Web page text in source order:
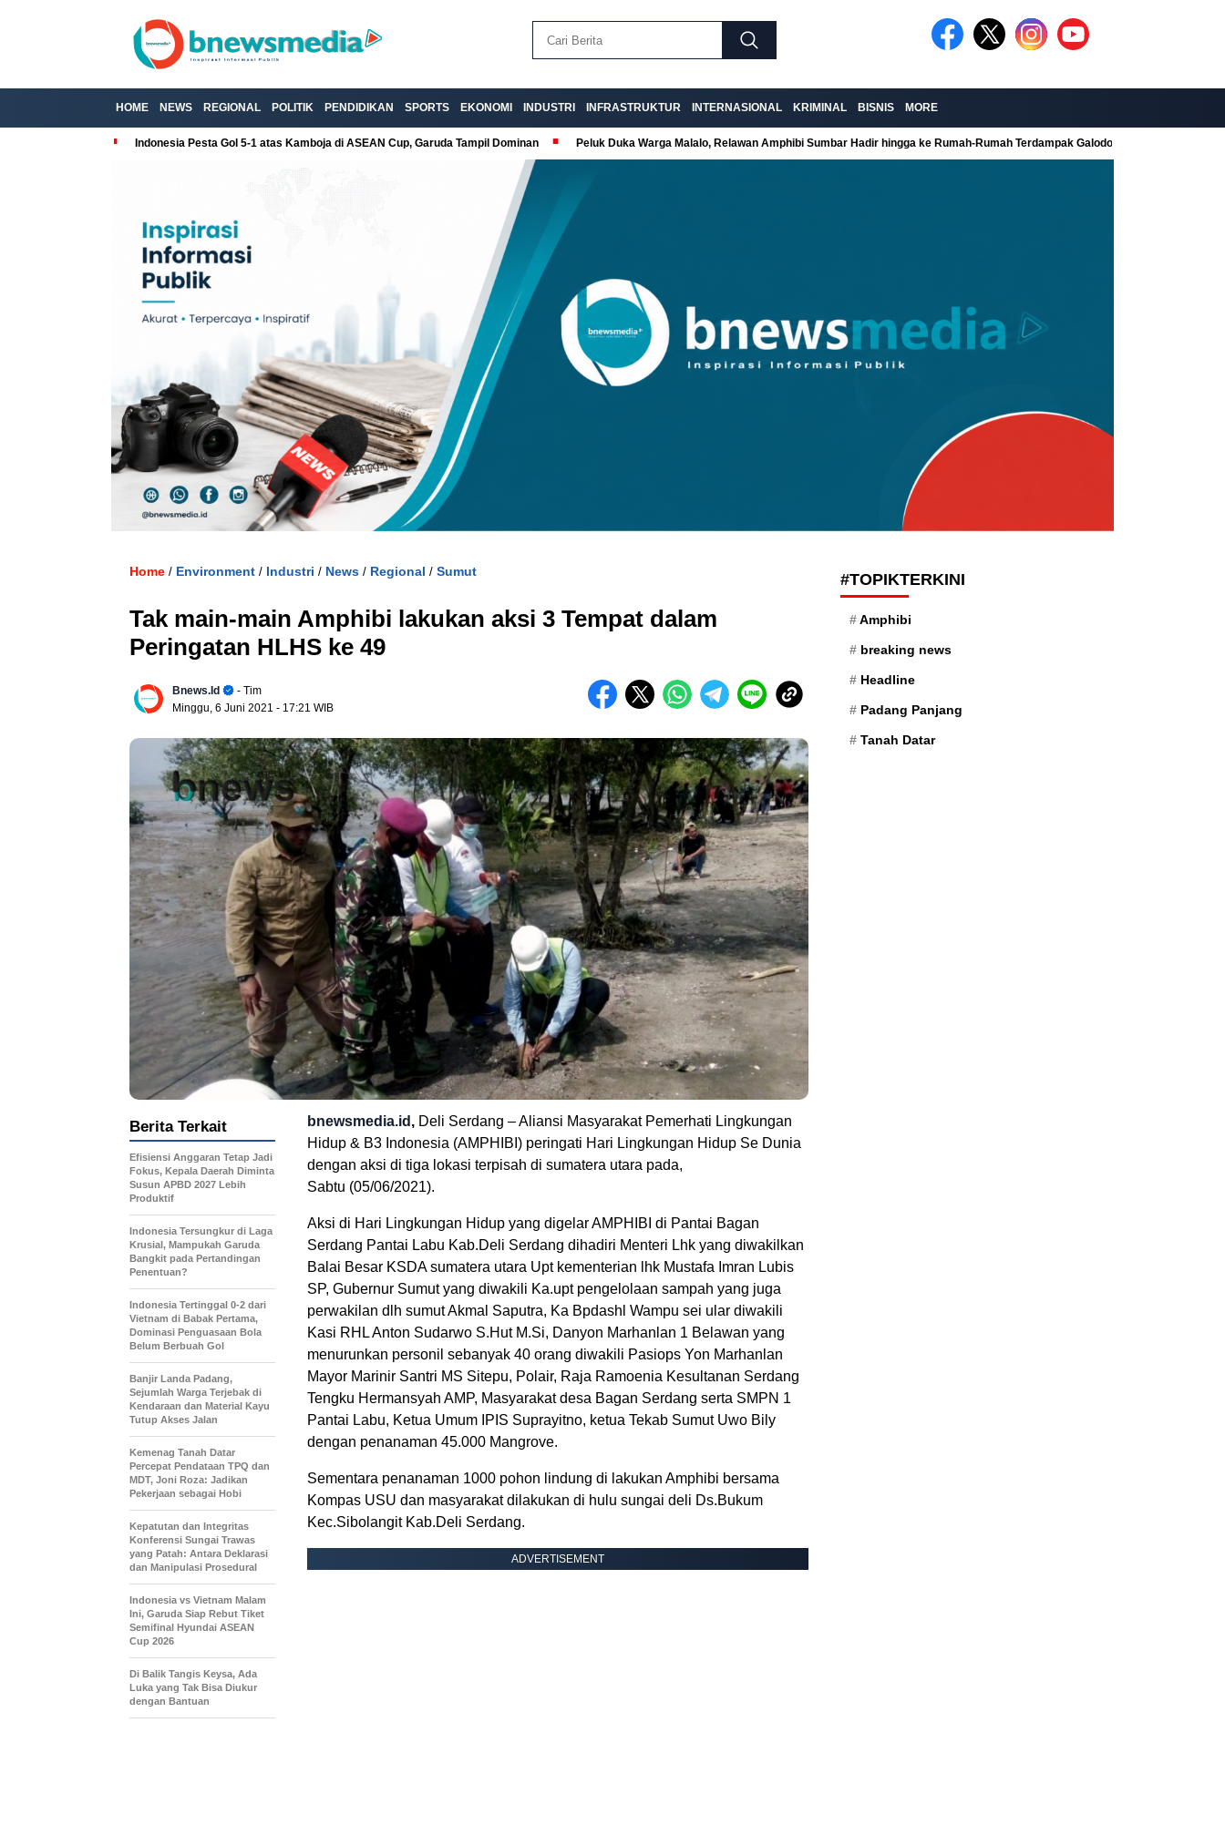
HOME NEWS REGIONAL POLITIK PENDIDIKAN SPORTS EKONOMI INDUSTRI INFRASTRUKTUR INTERNASIONAL KRIMINAL BISNIS MORE
Indonesia Pesta Gol 5-1 atas Kamboja di ASEAN Cup, Garuda Tampil Dominan Peluk Duka Warga Malalo, Relawan Amphibi Sumbar Hadir hingga ke Rumah-Rumah Terdampak Galodo
Home / Environment / Industri / News / Regional / Sumut
Tak main-main Amphibi lakukan aksi 3 Tempat dalam
Peringatan HLHS ke 49
Bnews.id
- Tim
Minggu, 6 Juni 2021 - 17:21 WIB
bnewsmedia.id , Deli Serdang – Aliansi Masyarakat Pemerhati Lingkungan
Hidup & B3 Indonesia (AMPHIBI) peringati Hari Lingkungan Hidup Se Dunia
dengan aksi di tiga lokasi terpisah di sumatera utara pada,
Sabtu (05/06/2021).
Aksi di Hari Lingkungan Hidup yang digelar AMPHIBI di Pantai Bagan
Serdang Pantai Labu Kab.Deli Serdang dihadiri Menteri Lhk yang diwakilkan
Balai Besar KSDA sumatera utara Upt kementerian lhk Mustafa Imran Lubis
SP, Gubernur Sumut yang diwakili Ka.upt pengelolaan sampah yang juga
perwakilan dlh sumut Akmal Saputra, Ka Bpdashl Wampu sei ular diwakili
Kasi RHL Anton Sudarwo S.Hut M.Si, Danyon Marhanlan 1 Belawan yang
menurunkan personil sebanyak 40 orang diwakili Pasiops Yon Marhanlan
Mayor Marinir Santri MS Sitepu, Polair, Raja Ramoenia Kesultanan Serdang
Tengku Hermansyah AMP, Masyarakat desa Bagan Serdang serta SMPN 1
Pantai Labu, Ketua Umum IPIS Suprayitno, ketua Tekab Sumut Uwo Bily
dengan penanaman 45.000 Mangrove.
Sementara penanaman 1000 pohon lindung di lakukan Amphibi bersama
Kompas USU dan masyarakat dilakukan di hulu sungai deli Ds.Bukum
Kec.Sibolangit Kab.Deli Serdang.
ADVERTISEMENT
Berita Terkait
Efisiensi Anggaran Tetap Jadi
Fokus, Kepala Daerah Diminta
Susun APBD 2027 Lebih
Produktif
Indonesia Tersungkur di Laga
Krusial, Mampukah Garuda
Bangkit pada Pertandingan
Penentuan?
Indonesia Tertinggal 0-2 dari
Vietnam di Babak Pertama,
Dominasi Penguasaan Bola
Belum Berbuah Gol
Banjir Landa Padang,
Sejumlah Warga Terjebak di
Kendaraan dan Material Kayu
Tutup Akses Jalan
Kemenag Tanah Datar
Percepat Pendataan TPQ dan
MDT, Joni Roza: Jadikan
Pekerjaan sebagai Hobi
Kepatutan dan Integritas
Konferensi Sungai Trawas
yang Patah: Antara Deklarasi
dan Manipulasi Prosedural
Indonesia vs Vietnam Malam
Ini, Garuda Siap Rebut Tiket
Semifinal Hyundai ASEAN
Cup 2026
Di Balik Tangis Keysa, Ada
Luka yang Tak Bisa Diukur
dengan Bantuan
#TOPIKTERKINI
Amphibi
breaking news
Headline
Padang Panjang
Tanah Datar